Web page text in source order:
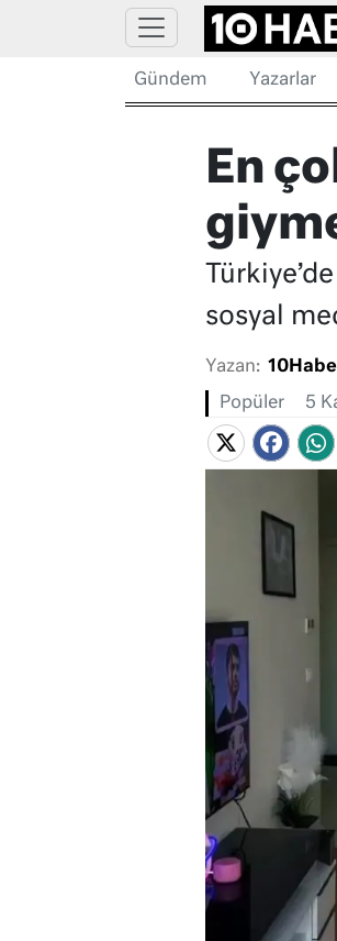
Gündem Yazarlar
En
sosyal
Yazan:
Popüler 5